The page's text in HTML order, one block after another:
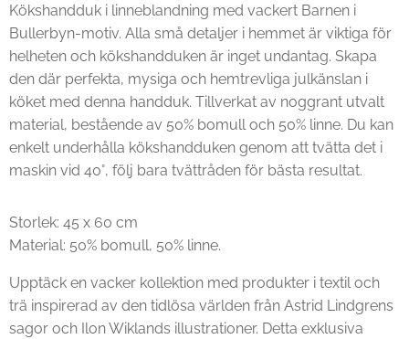
Kökshandduk i linneblandning med vackert Barnen i
Bullerbyn-motiv. Alla små detaljer i hemmet är viktiga för
helheten och kökshandduken är inget undantag. Skapa
den där perfekta, mysiga och hemtrevliga julkänslan i
köket med denna handduk. Tillverkat av noggrant utvalt
material, bestående av 50% bomull och 50% linne. Du kan
enkelt underhålla kökshandduken genom att tvätta det i
maskin vid 40°, följ bara tvättråden för bästa resultat.
Storlek: 45 x 60 cm
Material: 50% bomull, 50% linne.
Upptäck en vacker kollektion med produkter i textil och
trä inspirerad av den tidlösa världen från Astrid Lindgrens
sagor och Ilon Wiklands illustrationer. Detta exklusiva